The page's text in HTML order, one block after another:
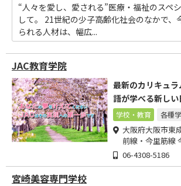
“人々を愛し、愛される”医療・福祉のスペ
して。 21世紀の少子高齢化社会のなかで、
られる人材は、幅広...
JAC教育学院
最新のカリキュ
語が学べる新しい
学校・教育 各種
大阪府大阪市東
前線・今里筋線
06-4308-5186
宮崎美容専門学校